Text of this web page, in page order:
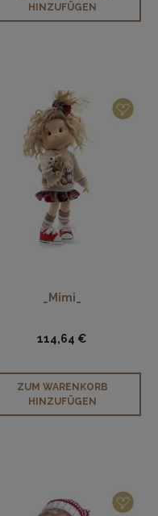
HINZUFÜGEN
_Mimi_
114,64 €
ZUM WARENKORB
HINZUFÜGEN